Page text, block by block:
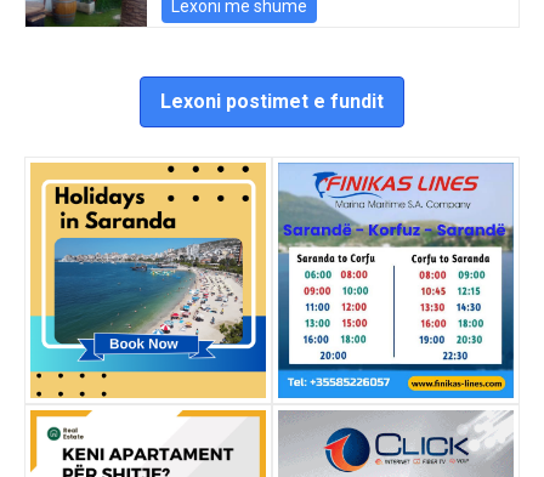
Lexoni më shumë
Lexoni postimet e fundit